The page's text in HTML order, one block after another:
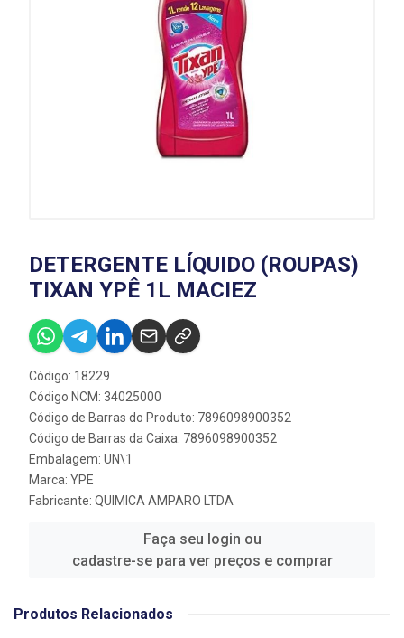
DETERGENTE LÍQUIDO (ROUPAS)
TIXAN YPÊ 1L MACIEZ
Código: 18229
Código NCM: 34025000
Código de Barras do Produto: 7896098900352
Código de Barras da Caixa: 7896098900352
Embalagem: UN\1
Marca: YPE
Fabricante: QUIMICA AMPARO LTDA
Faça seu login ou
cadastre-se para ver preços e comprar
Produtos Relacionados